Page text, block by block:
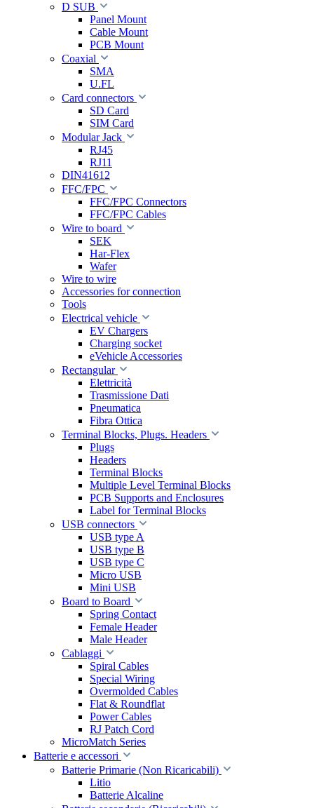
D SUB
Panel Mount
Cable Mount
PCB Mount
Coaxial
SMA
U.FL
Card connectors
SD Card
SIM Card
Modular Jack
RJ45
RJ11
DIN41612
FFC/FPC
FFC/FPC Connectors
FFC/FPC Cables
Wire to board
SEK
Har-Flex
Wafer
Wire to wire
Accessories for connection
Tools
Electrical vehicle
EV Chargers
Charging socket
eVehicle Accessories
Rectangular
Elettricità
Trasmissione Dati
Pneumatica
Fibra Ottica
Terminal Blocks, Plugs. Headers
Plugs
Headers
Terminal Blocks
Multiple Level Terminal Blocks
PCB Supports and Enclosures
Label for Terminal Blocks
USB connectors
USB type A
USB type B
USB type C
Micro USB
Mini USB
Board to Board
Spring Contact
Female Header
Male Header
Cablaggi
Spiral Cables
Special Wiring
Overmolded Cables
Flat & Roundflat
Power Cables
RJ Patch Cord
MicroMatch Series
Batterie e accessori
Batterie Primarie (Non Ricaricabili)
Litio
Batterie Alcaline